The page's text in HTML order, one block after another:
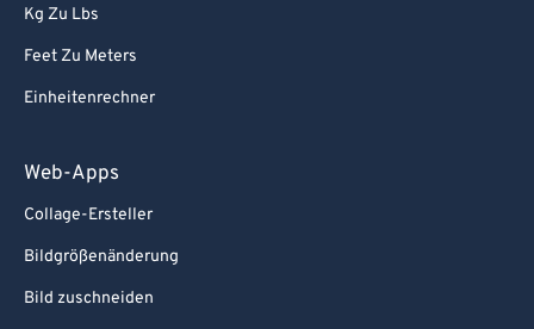
Kg Zu Lbs
Feet Zu Meters
Einheitenrechner
Web-Apps
Collage-Ersteller
Bildgrößenänderung
Bild zuschneiden